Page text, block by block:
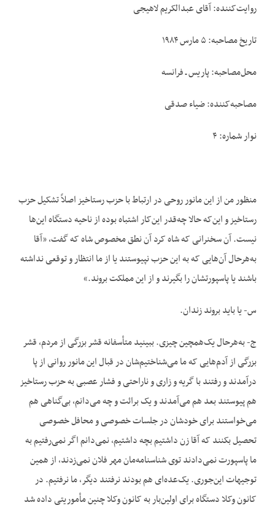
روایت‌کننده: آقای عبدالکریم لاهیجی
تاریخ مصاحبه: ۵ مارس ۱۹۸۴
محل‌مصاحبه: پاریس ـ فرانسه
مصاحبه‌کننده: ضیاء صدقی
نوار شماره: ۴
منظور من از این مانور روحی در ارتباط با حزب رستاخیز اصلاً تشکیل حزب
رستاخیز و این‌که حالا چه‌قدر این‌کار اشتباه بوده از ناحیه دستگاه این‌ها
نیست. آن سخنرانی که شاه کرد آن نطق مخصوص شاه که گفت، «آقا
به‌هرحال آن‌هایی که به این حزب نپیوستند یا از ما انتظار و توقعی نداشته
باشند یا پاسپورتشان را بگیرند و از این مملکت بروند.»
س- یا باید بروند زندان.
ج- به‌هرحال یک‌همچین چیزی. ببینید متأسفانه قشر بزرگی از مردم، قشر
بزرگی از آدم‌هایی که ما می‌شناختیم‌شان در قبال این مانور روانی از پا
درآمدند و رفتند با گریه و زاری و ناراحتی و فشار عصبی به حزب رستاخیز
هم پیوستند بعد هم می‌آمدند و یک برائت و چه می‌دانم، بی‌گناهی هم
می‌خواستند برای خودشان در جلسات خصوصی و محافل خصوصی
تحصیل بکنند که آقا زن داشتیم بچه داشتیم، نمی‌دانم اگر نمی‌رفتیم به
ما پاسپورت نمی‌دادند توی شناسنامه‌مان مهر فلان نمی‌زدند، از همین
توجیهات این‌جوری. یک‌عده‌ای هم بودند نرفتند دیگر، ما نرفتیم. در
کانون وکلا دستگاه برای اولین‌بار به کانون وکلا چنین مأموریتی داده شد